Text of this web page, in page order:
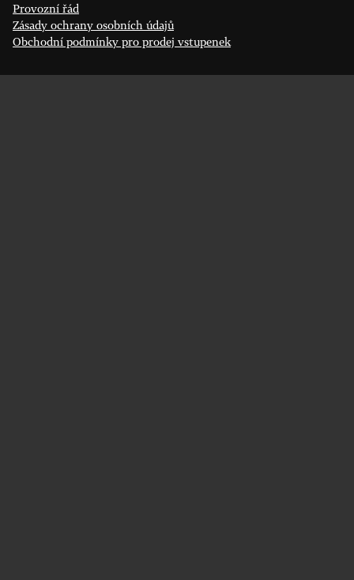
Provozní řád
Zásady ochrany osobních údajů
Obchodní podmínky pro prodej vstupenek